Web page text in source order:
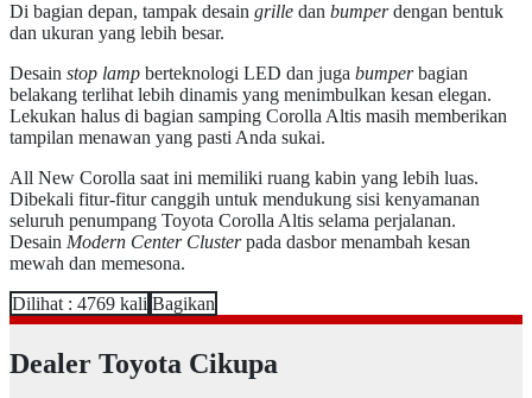
Di bagian depan, tampak desain grille dan bumperdengan bentuk
dan ukuran yang lebih besar.
Desain stop lamp berteknologi LED dan juga bumperbagian
belakang terlihat lebih dinamis yang menimbulkan kesan elegan.
Lekukan halus di bagian samping Corolla Altis masih memberikan
tampilan menawan yang pasti Anda sukai.
All New Corolla saat ini memiliki ruang kabin yang lebih luas.
Dibekali fitur-fitur canggih untuk mendukung sisi kenyamanan
seluruh penumpang Toyota Corolla Altis selama perjalanan.
Desain Modern Center Clusterpada dasbor menambah kesan
mewah dan memesona.
Dilihat : 4769 kali Bagikan
Dealer Toyota Cikupa